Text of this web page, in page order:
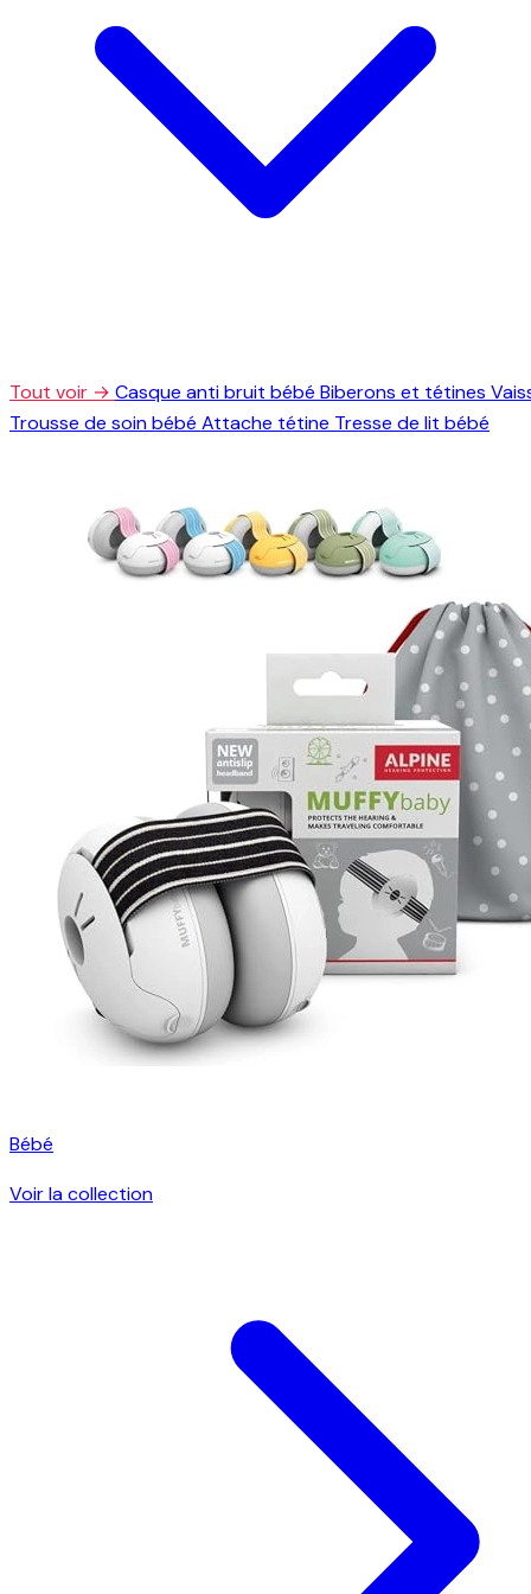
Tout voir → Casque anti bruit bébé Biberons et tétines
Trousse de soin bébé Attache tétine Tresse de lit bébé
Bébé
Voir la collection